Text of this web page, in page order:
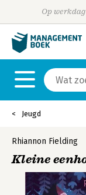
Op
Jeugd
Rhiannon Fielding
Kleine